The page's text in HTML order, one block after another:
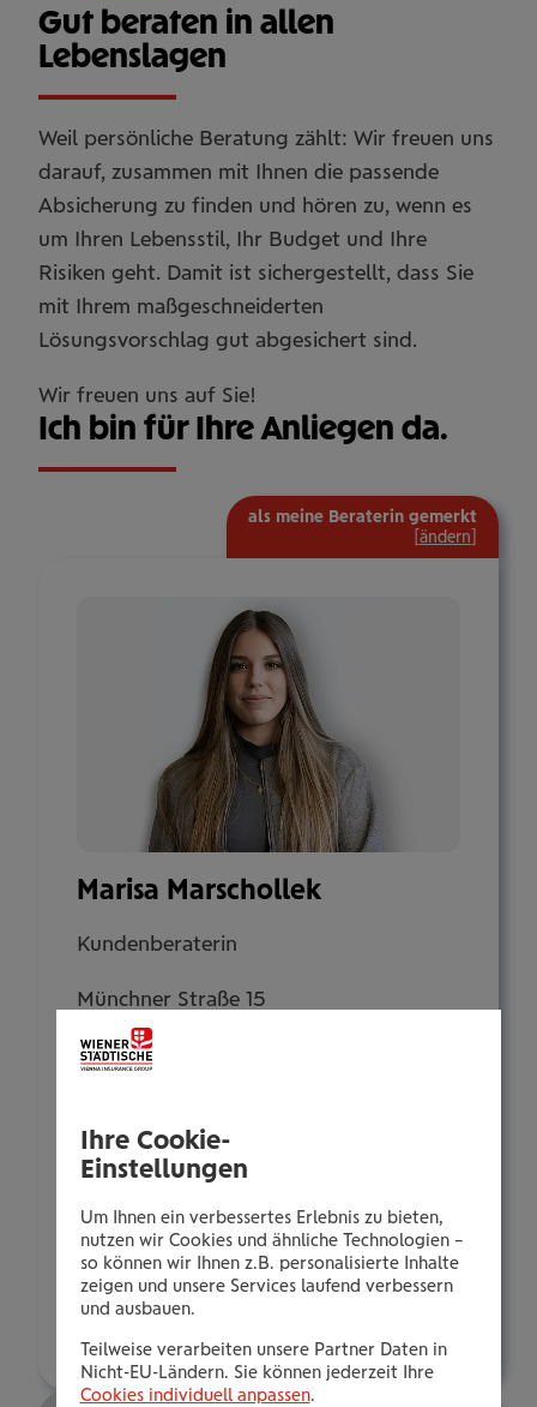
Gut beraten in allen
Lebenslagen
Weil persönliche Beratung zählt: Wir freuen uns
darauf, zusammen mit Ihnen die passende
Absicherung zu finden und hören zu, wenn es
um Ihren Lebensstil, Ihr Budget und Ihre
Risiken geht. Damit ist sichergestellt, dass Sie
mit Ihrem maßgeschneiderten
Lösungsvorschlag gut abgesichert sind.
Wir freuen uns auf Sie!
Ich bin für Ihre Anliegen da.
Marisa Marschollek
Kundenberaterin
Münchner Straße 15
6130 Schwaz
+435035062186
Mobil:
+436646013962186
E-Mail:
m.marschollek@wienerstaedtische.at
als meine Beraterin gemerkt
ändern
Ihre Cookie-
Einstellungen
Um Ihnen ein verbessertes Erlebnis zu bieten,
nutzen wir Cookies und ähnliche Technologien –
so können wir Ihnen z.B. personalisierte Inhalte
zeigen und unsere Services laufend verbessern
und ausbauen.
Teilweise verarbeiten unsere Partner Daten in
Nicht-EU-Ländern. Sie können jederzeit Ihre
Cookies individuell anpassen.